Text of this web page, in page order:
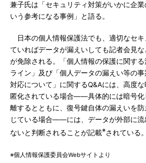
兼子氏は「セキュリティ対策がいかに企
いう参考になる事例」と語る。
日本の個人情報保護法でも、適切なセ
ていればデータが漏えいしても記者会見
が免除される。「個人情報の保護に関す
ライン」及び「個人データの漏えい等の
対応について」に関するQ&Aには、高度
匿化されている場合――具体的には暗号化
離するとともに、復号鍵自体の漏えいを
じている場合――には、データが外部に流
ないと判断されることが記載※されている。
※個人情報保護委員会Webサイトより